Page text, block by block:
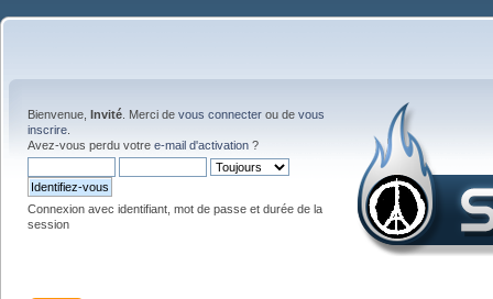
Bienvenue, Invité . Merci de vous connecter ou de vous
inscrire
Avez-vous perdu votre e-mail d'activation ?
Connexion avec identifiant, mot de passe et durée de la
session